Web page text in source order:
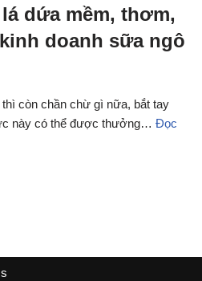
dứa mềm, thơm,
doanh sữa ngô
còn chần chừ gì nữa, bắt tay
này có thể được thưởng… Đọc